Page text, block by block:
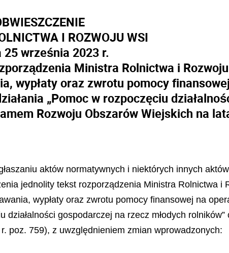
I ROZWOJU WSI
25 września 2023 r.
Ministra Rolnictwa i
wypłaty oraz zwrotu pomocy
„Pomoc w rozpoczęciu
Rozwoju Obszarów Wiejskich na
aktów normatywnych i niektórych innych
jednolity tekst rozporządzenia Ministra Rolnictwa i
wypłaty oraz zwrotu pomocy finansowej na
działalności gospodarczej na rzecz młodych
poz. 759), z uwzględnieniem zmian wprowadzonych: